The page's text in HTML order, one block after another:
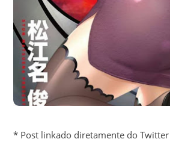
* Post linkado diretamente do